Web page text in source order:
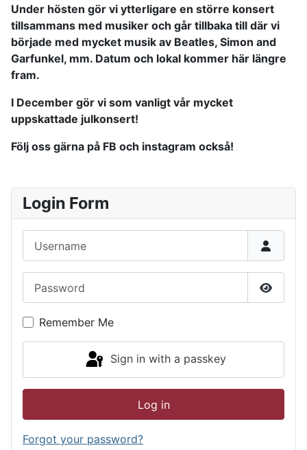
Under hösten gör vi ytterligare en större konsert
tillsammans med musiker och går tillbaka till där vi
började med mycket musik av Beatles, Simon and
Garfunkel, mm. Datum och lokal kommer här längre
fram.
I December gör vi som vanligt vår mycket
uppskattade julkonsert!
Följ oss gärna på FB och instagram också!
Login Form
Show
Remember Me
Sign in with a passkey
Log in
Forgot your password?